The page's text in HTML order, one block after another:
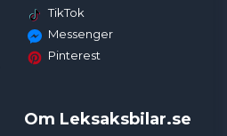
TikTok
Messenger
Pinterest
Om Leksaksbilar.se